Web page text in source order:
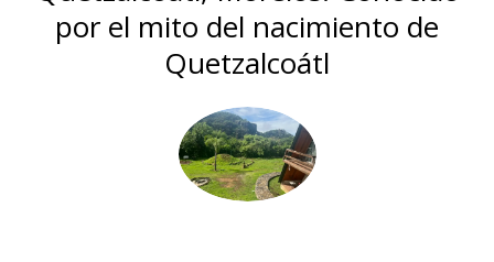
por el mito del nacimiento de
Quetzalcoátl